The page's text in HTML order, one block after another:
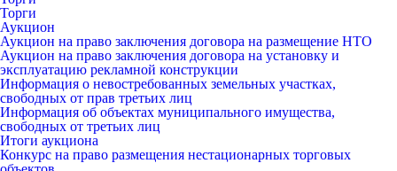
Торги
Аукцион
Аукцион на право заключения договора на размещение НТО
Аукцион на право заключения договора на установку и
эксплуатацию рекламной конструкции
Информация о невостребованных земельных участках,
свободных от прав третьих лиц
Информация об объектах муниципального имущества,
свободных от третьих лиц
Итоги аукциона
Конкурс на право размещения нестационарных торговых